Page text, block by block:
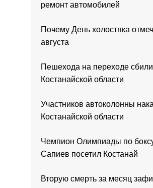
ремонт автомобилей
Почему День холостяка
августа
Пешехода на переходе
Костанайской области
Участников автоколонны
Костанайской области
Чемпион Олимпиады по
Сапиев посетил Костанай
Вторую смерть за месяц